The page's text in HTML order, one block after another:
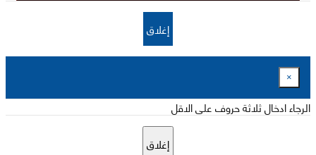
إغلاق
×
الرجاء ادخال ثلاثة حروف على الاقل
إغلاق